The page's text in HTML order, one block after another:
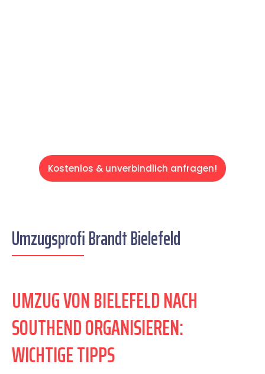
Kostenlos & unverbindlich anfragen!
Umzugsprofi Brandt Bielefeld
UMZUG VON BIELEFELD NACH
SOUTHEND ORGANISIEREN:
WICHTIGE TIPPS